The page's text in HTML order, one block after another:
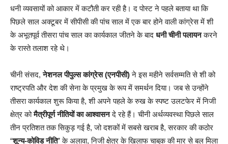
धनी व्यवसायों को आकार में कटौती कर रही है। द पोस्ट ने पहले बताया था कि
पिछले साल अक्टूबर में सीपीसी की पांच साल में एक बार होने वाली कांग्रेस में शी
के अभूतपूर्व तीसरा पांच साल का कार्यकाल जीतने के बाद धनी चीनी पलायनकरने
के रास्ते तलाश रहे थे।
चीनी संसद,नेशनल पीपुल्स कांग्रेस (एनपीसी)ने इस महीने सर्वसम्मति से शी को
राष्ट्रपति और देश की सेना के प्रमुख के रूप में समर्थन दिया। जब से उन्होंने
तीसरा कार्यकाल शुरू किया है, शी अपने पहले के रुख के स्पष्ट उलटफेर में निजी
क्षेत्र कोमैत्रीपूर्ण नीतियों का आश्वासनदे रहे हैं। चीनी अर्थव्यवस्था पिछले साल
तीन प्रतिशत तक सिकुड़ गई है, जो दशकों में सबसे खराब है, सरकार की कठोर
“शून्य-कोविड नीति” के अलावा, निजी क्षेत्र के खिलाफ चाबुक की मार से बल मिला